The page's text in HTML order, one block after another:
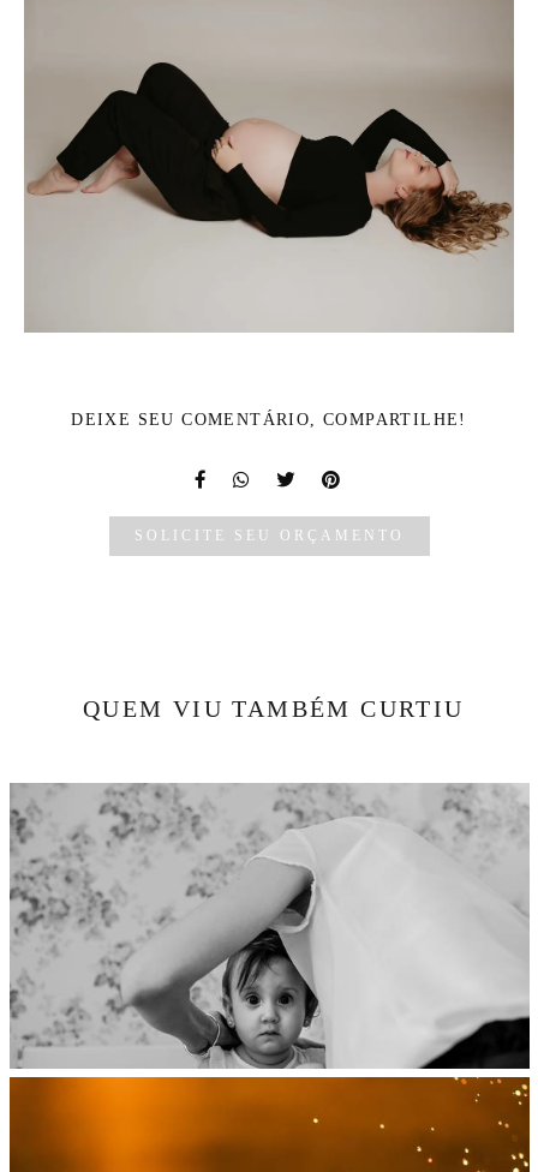
DEIXE SEU COMENTÁRIO, COMPARTILHE!
SOLICITE SEU ORÇAMENTO
QUEM VIU TAMBÉM CURTIU